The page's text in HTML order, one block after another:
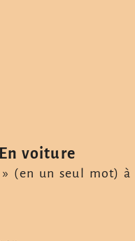
En voiture
» (en un seul mot) à